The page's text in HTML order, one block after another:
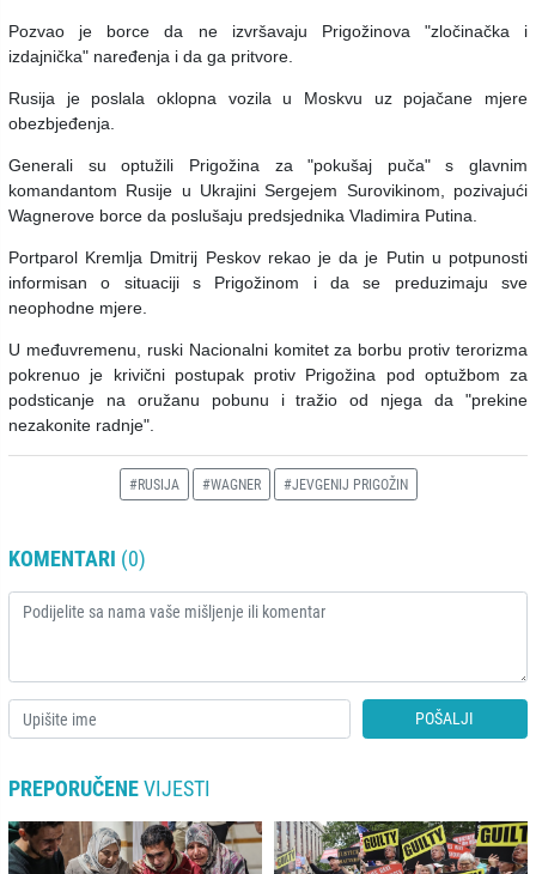
Pozvao je borce da ne izvršavaju Prigožinova "zločinačka i
izdajnička" naređenja i da ga pritvore.
Rusija je poslala oklopna vozila u Moskvu uz pojačane mjere
obezbjeđenja.
Generali su optužili Prigožina za "pokušaj puča" s glavnim
komandantom Rusije u Ukrajini Sergejem Surovikinom, pozivajući
Wagnerove borce da poslušaju predsjednika Vladimira Putina.
Portparol Kremlja Dmitrij Peskov rekao je da je Putin u potpunosti
informisan o situaciji s Prigožinom i da se preduzimaju sve
neophodne mjere.
U međuvremenu, ruski Nacionalni komitet za borbu protiv terorizma
pokrenuo je krivični postupak protiv Prigožina pod optužbom za
podsticanje na oružanu pobunu i tražio od njega da "prekine
nezakonite radnje".
#RUSIJA #WAGNER #JEVGENIJ PRIGOŽIN
KOMENTARI (0)
POŠALJI
PREPORUČENEVIJESTI